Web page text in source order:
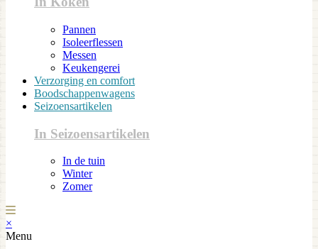
Pannen
Isoleerflessen
Messen
Keukengerei
Verzorging en comfort
Boodschappenwagens
Seizoensartikelen
In Seizoensartikelen
In de tuin
Winter
Zomer
×
Menu